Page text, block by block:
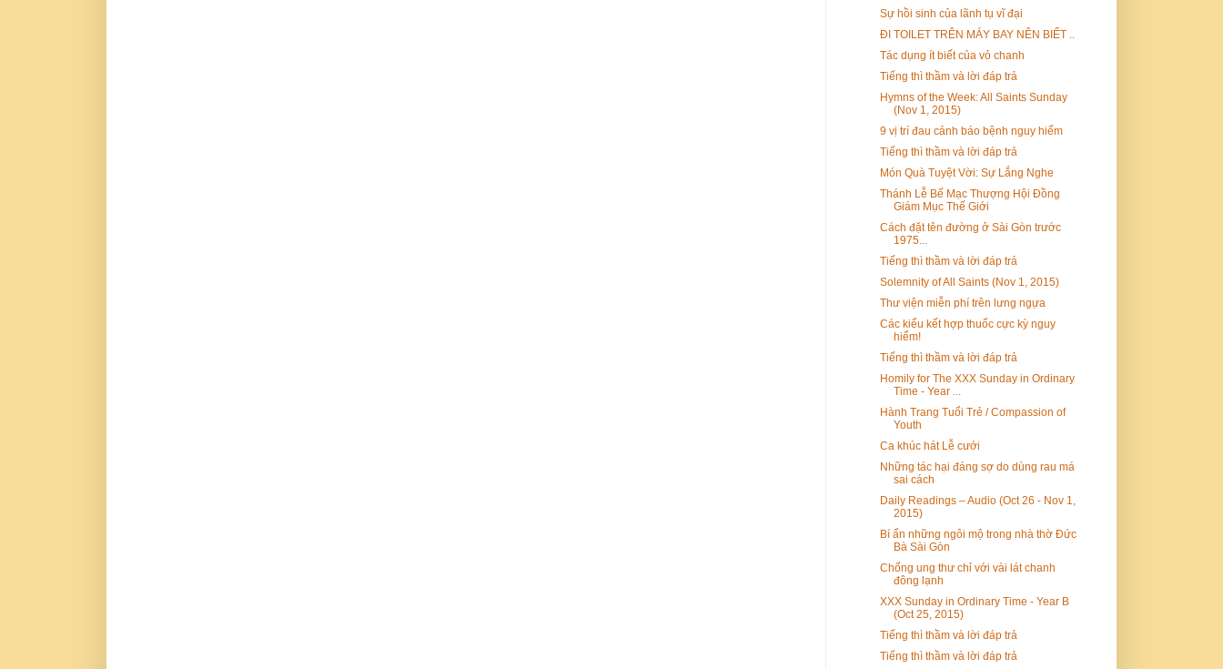
Sự hồi sinh của lãnh tụ vĩ đại
ĐI TOILET TRÊN MÁY BAY NÊN BIẾT ..
Tác dụng ít biết của vỏ chanh
Tiếng thì thầm và lời đáp trả
Hymns of the Week: All Saints Sunday
(Nov 1, 2015)
9 vị trí đau cảnh báo bệnh nguy hiểm
Tiếng thì thầm và lời đáp trả
Món Quà Tuyệt Vời: Sự Lắng Nghe
Thánh Lễ Bế Mạc Thượng Hội Đồng
Giám Mục Thế Giới
Cách đặt tên đường ở Sài Gòn trước
1975...
Tiếng thì thầm và lời đáp trả
Solemnity of All Saints (Nov 1, 2015)
Thư viện miễn phí trên lưng ngựa
Các kiểu kết hợp thuốc cực kỳ nguy
hiểm!
Tiếng thì thầm và lời đáp trả
Homily for The XXX Sunday in Ordinary
Time - Year ...
Hành Trang Tuổi Trẻ / Compassion of
Youth
Ca khúc hát Lễ cưới
Những tác hại đáng sợ do dùng rau má
sai cách
Daily Readings – Audio (Oct 26 - Nov 1,
2015)
Bí ẩn những ngôi mộ trong nhà thờ Đức
Bà Sài Gòn
Chống ung thư chỉ với vài lát chanh
đông lạnh
XXX Sunday in Ordinary Time - Year B
(Oct 25, 2015)
Tiếng thì thầm và lời đáp trả
Tiếng thì thầm và lời đáp trả